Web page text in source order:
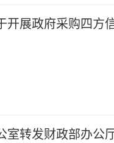
开展政府采购四方
室转发财政部办公